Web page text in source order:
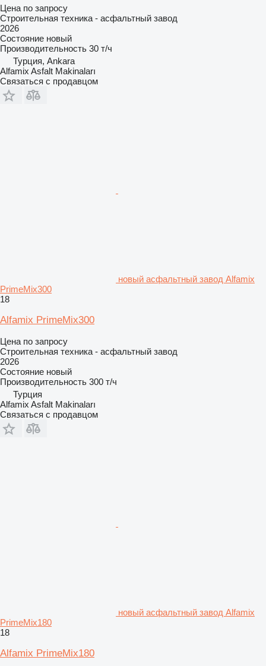
Цена по запросу
Строительная техника - асфальтный завод
2026
Состояние новый
Производительность 30 т/ч
Турция, Ankara
Alfamix Asfalt Makinaları
Связаться с продавцом
новый асфальтный завод Alfamix
PrimeMix300
18
Alfamix PrimeMix300
Цена по запросу
Строительная техника - асфальтный завод
2026
Состояние новый
Производительность 300 т/ч
Турция
Alfamix Asfalt Makinaları
Связаться с продавцом
новый асфальтный завод Alfamix
PrimeMix180
18
Alfamix PrimeMix180